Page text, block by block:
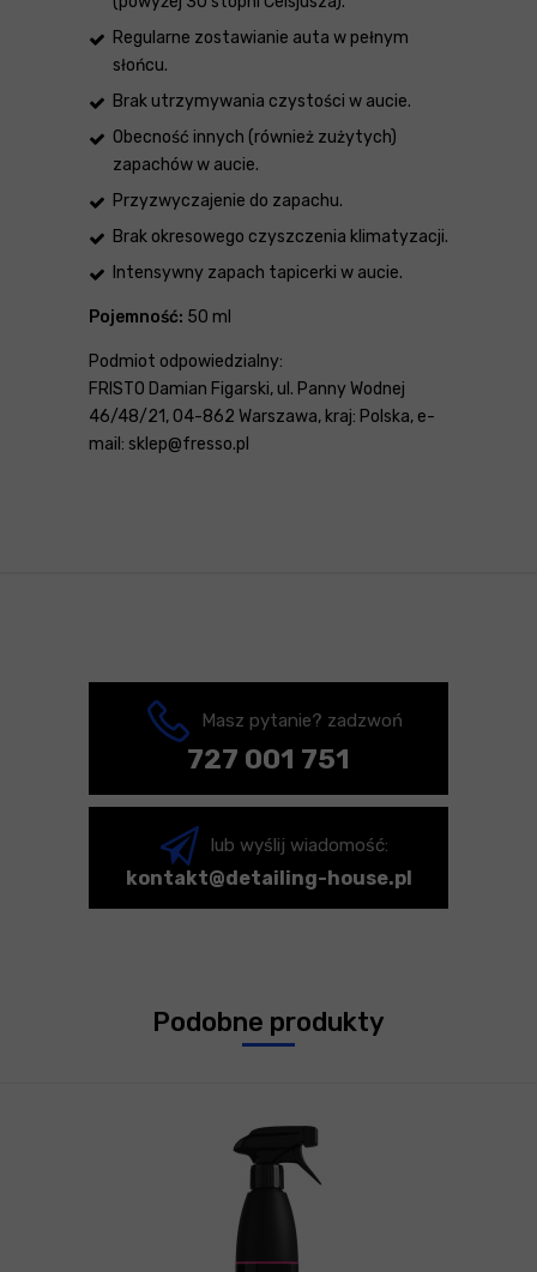
Regularne zostawianie auta w pełnym
słońcu.
Brak utrzymywania czystości w aucie.
Obecność innych (również zużytych)
zapachów w aucie.
Przyzwyczajenie do zapachu.
Brak okresowego czyszczenia klimatyzacji.
Intensywny zapach tapicerki w aucie.
Pojemność: 50 ml
Podmiot odpowiedzialny:
FRISTO Damian Figarski, ul. Panny Wodnej
46/48/21, 04-862 Warszawa, kraj: Polska, e-
mail: sklep@fresso.pl
Masz pytanie? zadzwoń
727 001 751
lub wyślij wiadomość:
kontakt@detailing-house.pl
Podobne produkty